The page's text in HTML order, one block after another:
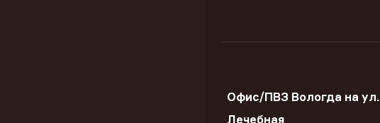
Офис/ПВЗ Вологда на ул.
Лечебная